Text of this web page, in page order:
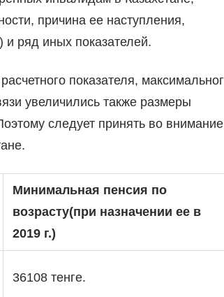
причина ее наступления,
ряд иных показателей.
показателя,
увеличились также размеры
следует принять во внимание
Минимальная пенсия по
возрасту(при назначении ее в
2019 г.)
36108 тенге.